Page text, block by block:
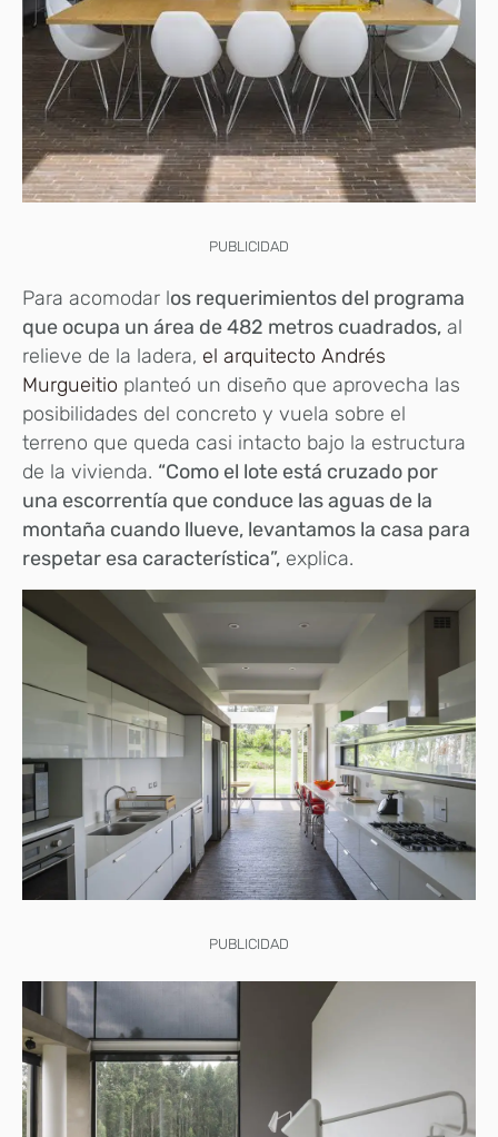
PUBLICIDAD
Para acomodar los requerimientos del programa
que ocupa un área de 482 metros cuadrados, al
relieve de la ladera, el arquitecto Andrés
Murgueitio planteó un diseño que aprovecha las
posibilidades del concreto y vuela sobre el
terreno que queda casi intacto bajo la estructura
de la vivienda. “Como el lote está cruzado por
una escorrentía que conduce las aguas de la
montaña cuando llueve, levantamos la casa para
respetar esa característica”, explica.
PUBLICIDAD